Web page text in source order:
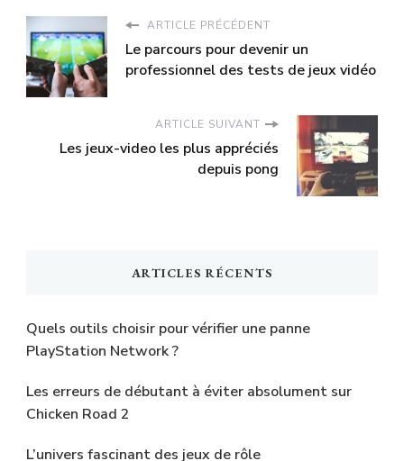
ARTICLE PRÉCÉDENT
Le parcours pour devenir un
professionnel des tests de jeux vidéo
ARTICLE SUIVANT
Les jeux-video les plus appréciés
depuis pong
ARTICLES RÉCENTS
Quels outils choisir pour vérifier une panne
PlayStation Network ?
Les erreurs de débutant à éviter absolument sur
Chicken Road 2
L’univers fascinant des jeux de rôle